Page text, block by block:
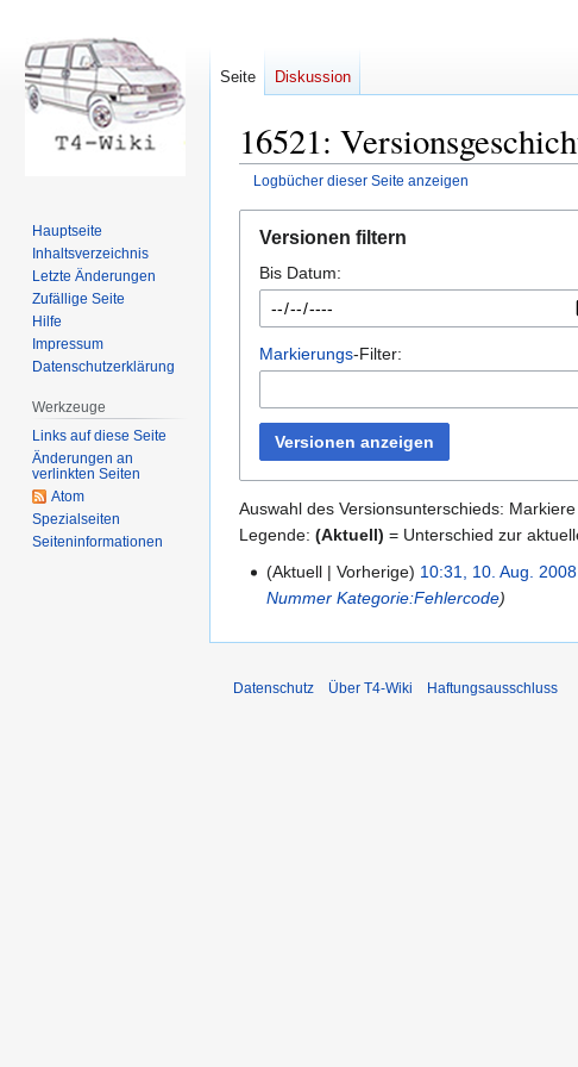
16521:
Logbücher dieser Seite anzeigen
Navigation
springen
Suche
springen
Versionen filtern
Bis Datum:
Markierungs-Filter:
Versionen anzeigen
Auswahl des Versionsunterschieds:
Legende: (Aktuell) = Unterschied zur
10.
August
Aktuell Vorherige 10:31, 10. Aug. 2008
Nummer Kategorie:Fehlercode
Seite Diskussion
Hauptseite
Inhaltsverzeichnis
Letzte Änderungen
Zufällige Seite
Hilfe
Impressum
Datenschutzerklärung
Werkzeuge
Links auf diese Seite
Änderungen an
verlinkten Seiten
Atom
Spezialseiten
Seiten­informationen
Datenschutz Über T4-Wiki Haftungsausschluss